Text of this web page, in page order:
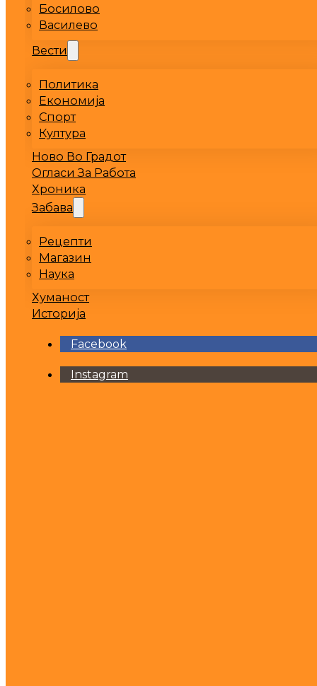
Босилово
Василево
Вести
Политика
Економија
Спорт
Култура
Ново Во Градот
Огласи За Работа
Хроника
Забава
Рецепти
Магазин
Наука
Хуманост
Историја
Facebook
Instagram